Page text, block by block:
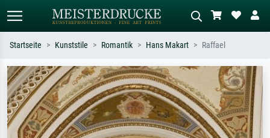
Standardsuche KI-Bildersuche
Suchen Sie nach Künstlern, Werktiteln
oder Stilen – z.B. Monet,
Sternennacht, Impressionismus, Welle
Hokusai, Akt.
Beschreiben Sie die Szene – z.B. Grüne
Wiese, Abstrakt mit viel Rot, Dunkles
Ölgemälde, Stehender Akt neben einem
Baum.
Startseite Kunststile Romantik Hans Makart Raffael